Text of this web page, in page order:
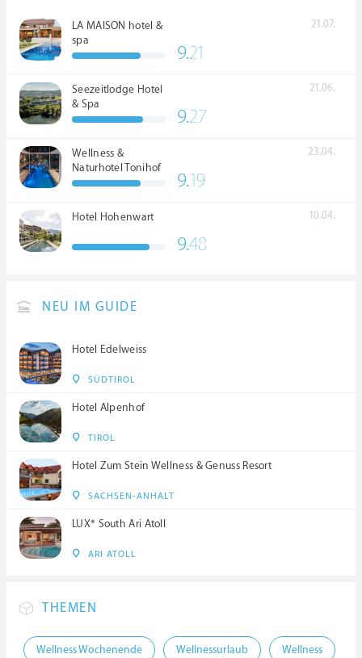
LA MAISON hotel &
spa
21.07.
9.21
Seezeitlodge Hotel
& Spa
21.06.
9.27
Wellness &
Naturhotel Tonihof
****S
23.04.
9.19
Hotel Hohenwart 10.04.
9.48
NEU IM GUIDE
Hotel Edelweiss
SÜDTIROL
Hotel Alpenhof
TIROL
Hotel Zum Stein Wellness & Genuss Resort
SACHSEN-ANHALT
LUX* South Ari Atoll
ARI ATOLL
THEMEN
Wellness Wochenende Wellnessurlaub Wellness